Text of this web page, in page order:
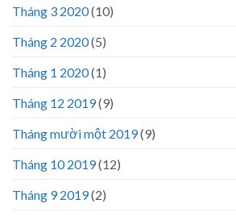
Tháng 3 2020(10)
Tháng 2 2020(5)
Tháng 1 2020(1)
Tháng 12 2019(9)
Tháng mười một 2019(9)
Tháng 10 2019(12)
Tháng 9 2019(2)